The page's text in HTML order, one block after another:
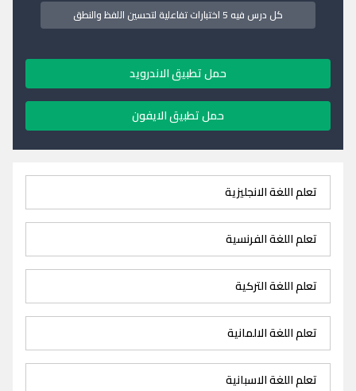
كل درس فيه 5 اختبارات تفاعلية لتحسين اللفظ والنطق
حمل تطبيق الاندرويد
حمل تطبيق الايفون
تعلم اللغة الانجليزية
تعلم اللغة الفرنسية
تعلم اللغة التركية
تعلم اللغة الالمانية
تعلم اللغة الاسبانية